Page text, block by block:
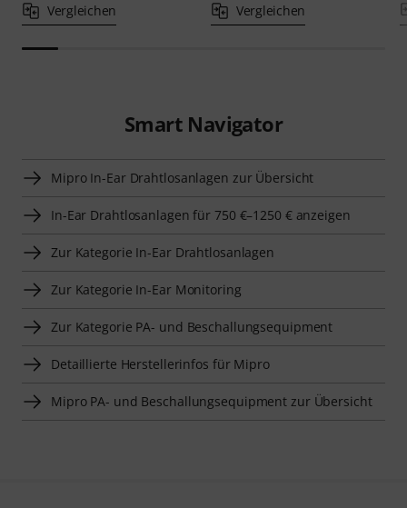
Vergleichen Vergleichen
Smart Navigator
Mipro In-Ear Drahtlosanlagen zur Übersicht
In-Ear Drahtlosanlagen für 750 €–1250 € anzeigen
Zur Kategorie In-Ear Drahtlosanlagen
Zur Kategorie In-Ear Monitoring
Zur Kategorie PA- und Beschallungsequipment
Detaillierte Herstellerinfos für Mipro
Mipro PA- und Beschallungsequipment zur Übersicht